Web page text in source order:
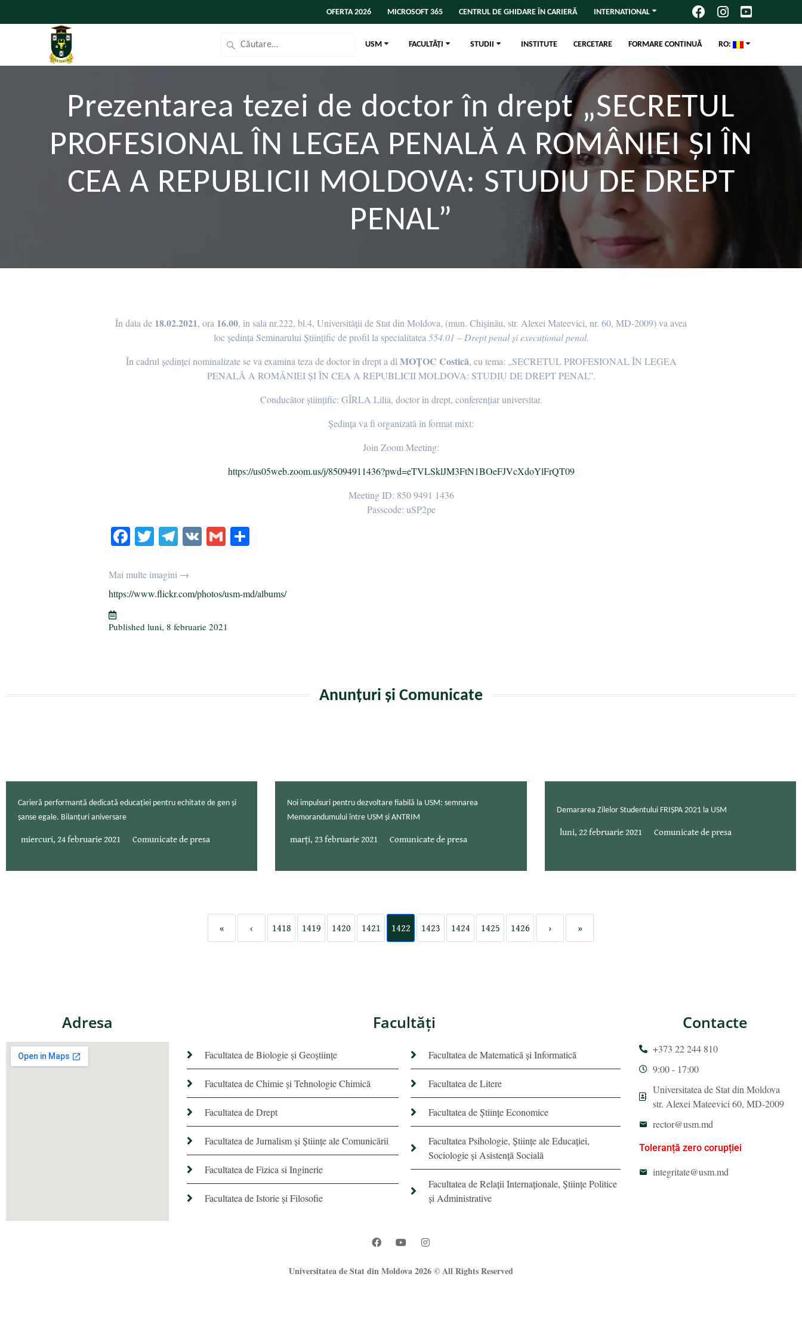
OFERTA 2026 MICROSOFT 365 CENTRUL DE GHIDARE ÎN CARIERĂ INTERNATIONAL
USM FACULTĂȚI STUDII INSTITUTE CERCETARE FORMARE CONTINUĂ RO:
Prezentarea tezei de doctor în drept „SECRETUL
PROFESIONAL ÎN LEGEA PENALĂ A ROMÂNIEI ȘI ÎN
CEA A REPUBLICII MOLDOVA: STUDIU DE DREPT
PENAL”
În data de 18.02.2021, ora 16.00, în sala nr.222, bl.4, Universității de Stat din Moldova, (mun. Chișinău, str. Alexei Mateevici, nr. 60, MD-2009) va avea
loc ședința Seminarului Științific de profil la specialitatea 554.01 – Drept penal și execuțional penal.
În cadrul ședinței nominalizate se va examina teza de doctor în drept a dl MOȚOC Costică, cu tema: „SECRETUL PROFESIONAL ÎN LEGEA
PENALĂ A ROMÂNIEI ȘI ÎN CEA A REPUBLICII MOLDOVA: STUDIU DE DREPT PENAL”.
Conducător științific: GÎRLA Lilia, doctor în drept, conferențiar universitar.
Ședința va fi organizată în format mixt:
Join Zoom Meeting:
https://us05web.zoom.us/j/85094911436?pwd=eTVLSklJM3FtN1BOeFJVcXdoYlFrQT09
Meeting ID: 850 9491 1436
Passcode: uSP2pe
Fa
bo
ok
T
tte
r
Te
gr
a
V G
ea
Mai multe imagini →
https://www.flickr.com/photos/usm-md/albums/
Published luni, 8 februarie 2021
Anunțuri și Comunicate
Carieră performantă dedicată educației pentru echitate de gen și
șanse egale. Bilanțuri aniversare
miercuri, 24 februarie 2021 Comunicate de presa
Noi impulsuri pentru dezvoltare fiabilă la USM: semnarea
Memorandumului între USM și ANTRIM
marți, 23 februarie 2021 Comunicate de presa
Demararea Zilelor Studentului FRIȘPA 2021 la USM
luni, 22 februarie 2021 Comunicate de presa
« ‹ 1418 1419 1420 1421 1422 1423 1424 1425 1426 › »
Adresa Facultăţi
Facultatea de Biologie și Geoștiințe
Facultatea de Chimie şi Tehnologie Chimică
Facultatea de Drept
Facultatea de Jurnalism şi Ştiinţe ale Comunicării
Facultatea de Fizica si Inginerie
Facultatea de Istorie şi Filosofie
Facultatea de Matematică şi Informatică
Facultatea de Litere
Facultatea de Științe Economice
Facultatea Psihologie, Ştiinţe ale Educaţiei,
Sociologie și Asistență Socială
Facultatea de Relaţii Internaţionale, Ştiinţe Politice
şi Administrative
Contacte
+373 22 244 810
9:00 - 17:00
Universitatea de Stat din Moldova
str. Alexei Mateevici 60, MD-2009
rector@usm.md
Toleranță zero corupției
integritate@usm.md
Universitatea de Stat din Moldova 2026 © All Rights Reserved